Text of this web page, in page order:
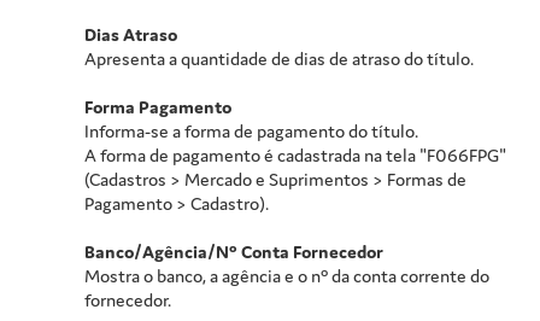
Dias Atraso
Apresenta a quantidade de dias de atraso do título.
Forma Pagamento
Informa-se a forma de pagamento do título.
A forma de pagamento é cadastrada na tela "F066FPG"
(Cadastros > Mercado e Suprimentos > Formas de
Pagamento > Cadastro).
Banco/Agência/Nº Conta Fornecedor
Mostra o banco, a agência e o nº da conta corrente do
fornecedor.